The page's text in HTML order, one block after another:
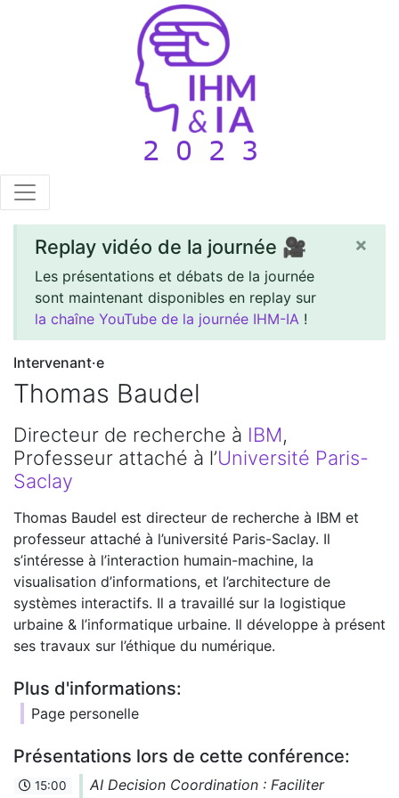
Replay vidéo de la journée 🎥
Les présentations et débats de la journée
sont maintenant disponibles en replay sur
la chaîne YouTube de la journée IHM-IA !
×
Intervenant·e
Thomas Baudel
Directeur de recherche à IBM,
Professeur attaché à l’Université Paris-
Saclay
Thomas Baudel est directeur de recherche à IBM et
professeur attaché à l’université Paris-Saclay. Il
s’intéresse à l’interaction humain-machine, la
visualisation d’informations, et l’architecture de
systèmes interactifs. Il a travaillé sur la logistique
urbaine & l’informatique urbaine. Il développe à présent
ses travaux sur l’éthique du numérique.
Plus d'informations:
Page personelle
Présentations lors de cette conférence:
15:00
AI Decision Coordination : Faciliter